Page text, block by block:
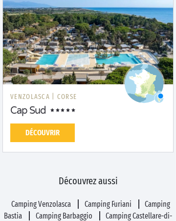
VENZOLASCA | CORSE
Cap Sud
DÉCOUVRIR
Découvrez aussi
Camping Venzolasca Camping Furiani
Camping
Bastia
Camping Barbaggio
Camping Castellare-di-